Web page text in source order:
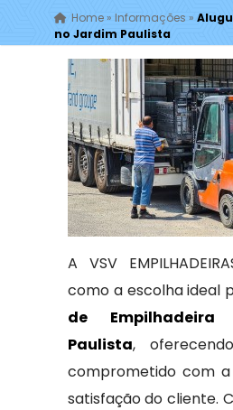
Home» Informações »
no Jardim Paulista
A VSV
como a escolha ideal
de
Paulista,
comprometido com
satisfação do cliente.